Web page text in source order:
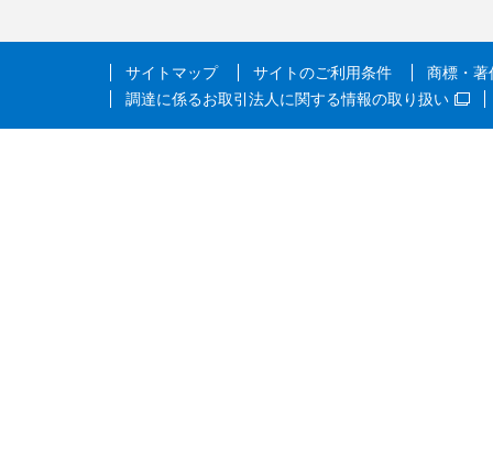
サイトマップ サイトのご利用条件
商標・著
調達に係るお取引法人に関する情報の取り扱い